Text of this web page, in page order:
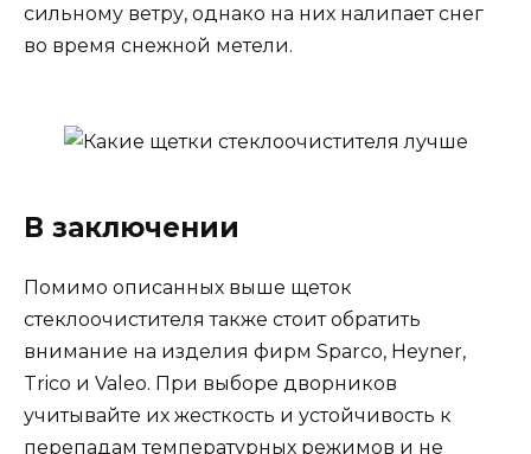
сильному ветру, однако на них налипает снег
во время снежной метели.
В заключении
Помимо описанных выше щеток
стеклоочистителя также стоит обратить
внимание на изделия фирм Sparco, Heyner,
Trico и Valeo. При выборе дворников
учитывайте их жесткость и устойчивость к
перепадам температурных режимов и не